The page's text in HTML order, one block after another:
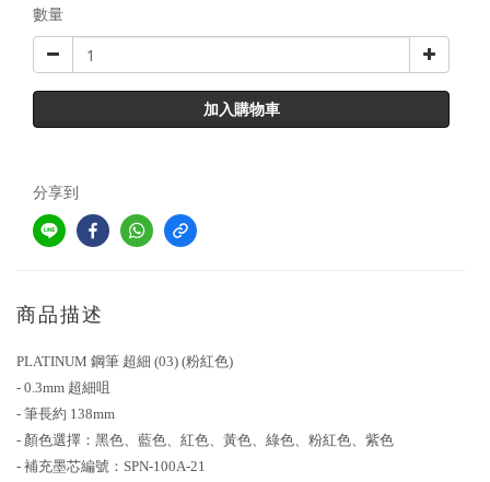
數量
加入購物車
分享到
商品描述
PLATINUM 鋼筆 超細 (03) (粉紅色)
- 0.3mm 超細咀
- 筆長約 138mm
- 顏色選擇：黑色、藍色、紅色、黃色、綠色、粉紅色、紫色
- 補充墨芯編號：SPN-100A-21